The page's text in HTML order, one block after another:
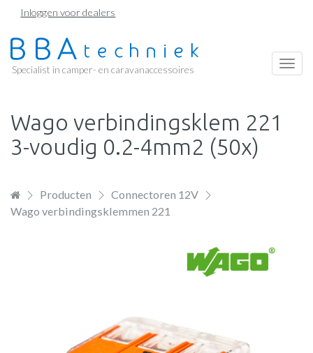
Overslaan
naar
de
Inloggen voor dealers
Specialist in camper- en caravanaccessoires
Wago verbindingsklem 221
3-voudig 0.2-4mm2 (50x)
Producten
Connectoren 12V
Wago verbindingsklemmen 221